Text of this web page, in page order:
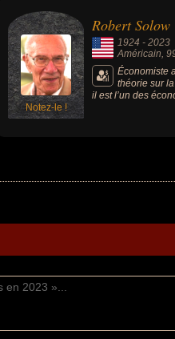
Notez-le !
Robert Solow
1924 -2023
Américain,
Économiste
théorie sur
il est l’un des
du XXe siècle
la théorie de la